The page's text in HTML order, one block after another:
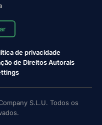
de privacidade
de Direitos Autorais
S.L.U. Todos os